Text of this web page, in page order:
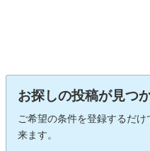
お探しの投稿が見つ
ご希望の条件を登録するだ
来ます。